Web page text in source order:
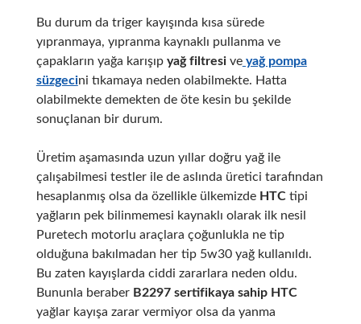
Bu durum da triger kayışında kısa sürede
yıpranmaya, yıpranma kaynaklı pullanma ve
çapakların yağa karışıp yağ filtresiveyağ pompa
süzgecini tıkamaya neden olabilmekte. Hatta
olabilmekte demekten de öte kesin bu şekilde
sonuçlanan bir durum.
Üretim aşamasında uzun yıllar doğru yağ ile
çalışabilmesi testler ile de aslında üretici tarafından
hesaplanmış olsa da özellikle ülkemizde HTCtipi
yağların pek bilinmemesi kaynaklı olarak ilk nesil
Puretech motorlu araçlara çoğunlukla ne tip
olduğuna bakılmadan her tip 5w30 yağ kullanıldı.
Bu zaten kayışlarda ciddi zararlara neden oldu.
Bununla beraber B2297 sertifikaya sahip HTC
yağlar kayışa zarar vermiyor olsa da yanma